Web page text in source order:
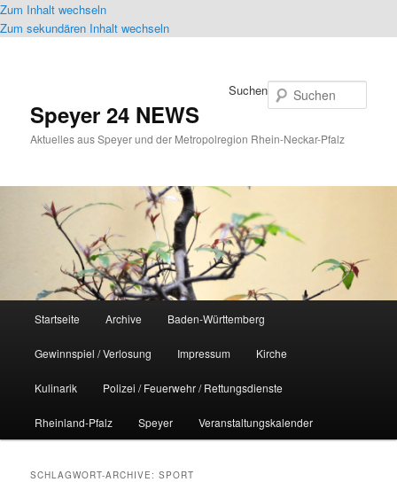
Zum Inhalt wechseln
Zum sekundären Inhalt wechseln
Speyer 24 NEWS
Aktuelles aus Speyer und der Metropolregion Rhein-Neckar-Pfalz
Suchen
Startseite Archive Baden-Württemberg
Gewinnspiel / Verlosung Impressum Kirche
Kulinarik Polizei / Feuerwehr / Rettungsdienste
Rheinland-Pfalz Speyer Veranstaltungskalender
SCHLAGWORT-ARCHIVE:SPORT